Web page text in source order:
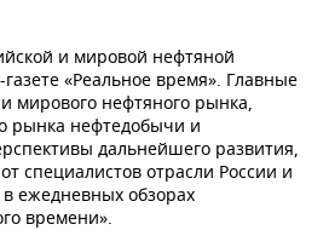
и мировой нефтяной
«Реальное время». Главные
мирового нефтяного рынка,
рынка нефтедобычи и
дальнейшего развития,
специалистов отрасли России и
в ежедневных обзорах
времени».